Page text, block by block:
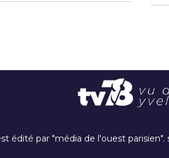
édité par "média de l'ouest parisien".